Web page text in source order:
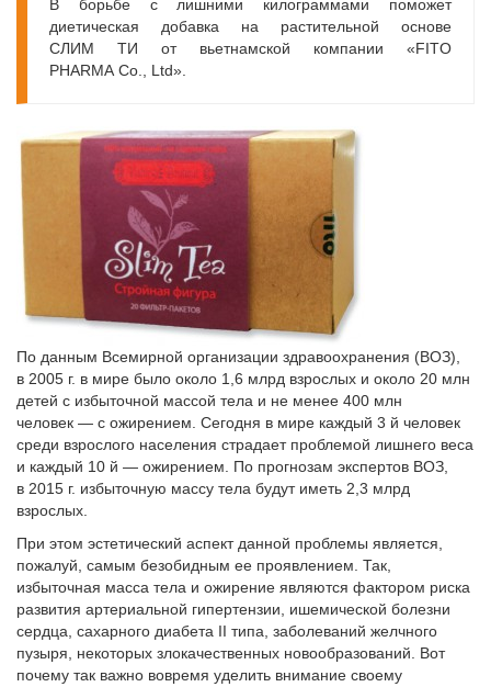
В борьбе с лишними килограммами поможет
диетическая добавка на растительной основе
СЛИМ ТИ от вьетнамской компании «FITO
PHARMA Co., Ltd».
По данным Всемирной организации здраво­охранения (ВОЗ),
в 2005 г. в мире было около 1,6 млрд взрослых и около 20 млн
детей с избыточной массой тела и не менее 400 млн
человек — с ожирением. Сегодня в мире каждый 3 й человек
среди взрослого населения страдает проблемой лишнего веса
и каждый 10 й — ожирением. По прогнозам экспертов ВОЗ,
в 2015 г. избыточную массу тела будут иметь 2,3 млрд
взрослых.
При этом эстетический аспект данной проблем­ы является,
пожалуй, самым безобидным ее проявлением. Так,
избыточная масса тела и ожирение являются фактором риска
развития артериальной гипертензии, ишемической болезни
сердца, сахарного диабета ІІ типа, заболеваний желчного
пузыря, некоторых злокачественных новообразований. Вот
почему так важно вовремя уделить внимание своему